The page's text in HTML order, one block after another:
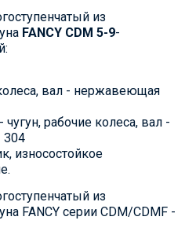
из
FANCY CDM 5-9-
вал - нержавеющая
рабочие колеса, вал -
304
износостойкое
из
FANCY серии CDM/CDMF -